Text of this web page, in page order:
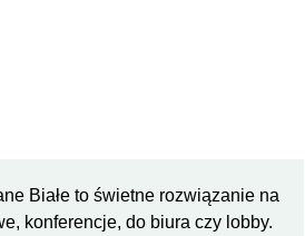
Białe to świetne rozwiązanie na
konferencje, do biura czy lobby.